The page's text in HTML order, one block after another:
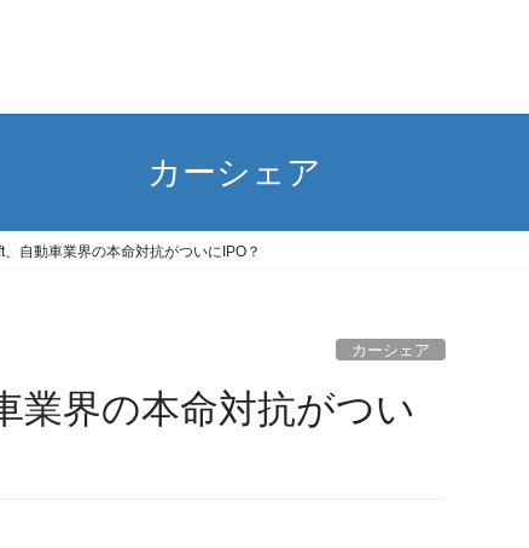
カーシェア
自動車業界の本命対抗がついにIPO？
カーシェア
業界の本命対抗がつい